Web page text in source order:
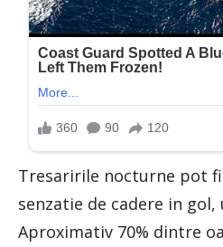
Tresaririle nocturne pot
senzatie de cadere in
Aproximativ 70% dintre